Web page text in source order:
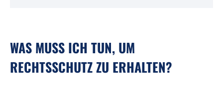
WAS MUSS ICH TUN, UM
RECHTSSCHUTZ ZU ERHALTEN?